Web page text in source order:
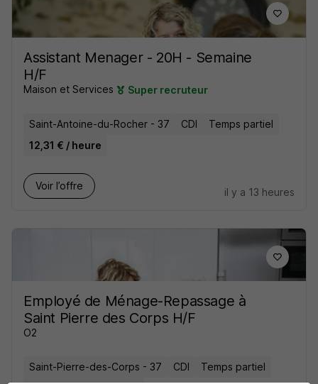
Assistant Menager - 20H - Semaine
H/F
Maison et Services Super recruteur
Saint-Antoine-du-Rocher - 37 CDI
Temps partiel
12,31 € / heure
Voir l’offre
il y a 13 heures
Employé de Ménage-Repassage à
Saint Pierre des Corps H/F
O2
Saint-Pierre-des-Corps - 37 CDI
Temps partiel